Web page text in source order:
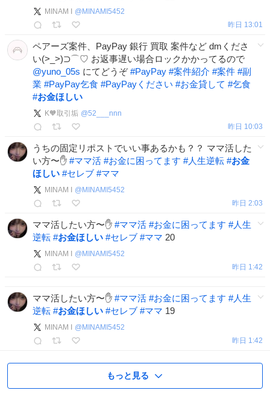
MINAM I @ MINAMI5452
昨日 13:01
ペアーズ案件、PayPay 銀行 買取 案件など dmくださ
い(>_>)⊃⌒♡ お返事遅い場合ロックかかってるので
@yuno_05s にてどうぞ#PayPay #案件紹介 #案件 #副
業 #PayPay乞食 #PayPayください #お金貸して #乞食
#お金ほしい
K🧡取引垢 @52___nnn
昨日 10:03
うちの固定リポストでいい事あるかも？？ ママ活した
い方〜✋ #ママ活 #お金に困ってます #人生逆転 #お金
ほしい #セレブ #ママ
MINAM I @ MINAMI5452
昨日 2:03
ママ活したい方〜✋ #ママ活 #お金に困ってます #人生
逆転 #お金ほしい #セレブ #ママ 20
MINAM I @ MINAMI5452
昨日 1:42
ママ活したい方〜✋ #ママ活 #お金に困ってます #人生
逆転 #お金ほしい #セレブ #ママ 19
MINAM I @ MINAMI5452
昨日 1:42
もっと見る